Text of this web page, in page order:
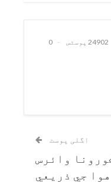
24902 پوسٹس
0
اگلی پوسٹ
وائرس
هوا جي ذريعي